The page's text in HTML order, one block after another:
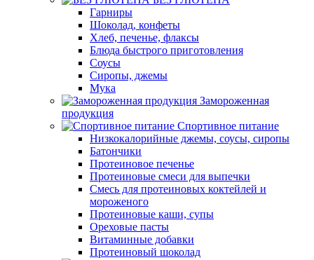
Гарниры
Шоколад, конфеты
Хлеб, печенье, флаксы
Блюда быстрого приготовления
Соусы
Сиропы, джемы
Мука
Замороженная
продукция
Спортивное питание
Низкокалорийные джемы, соусы, сиропы
Батончики
Протеиновое печенье
Протеиновые смеси для выпечки
Смесь для протеиновых коктейлей и
мороженого
Протеиновые каши, супы
Ореховые пасты
Витаминные добавки
Протеиновый шоколад